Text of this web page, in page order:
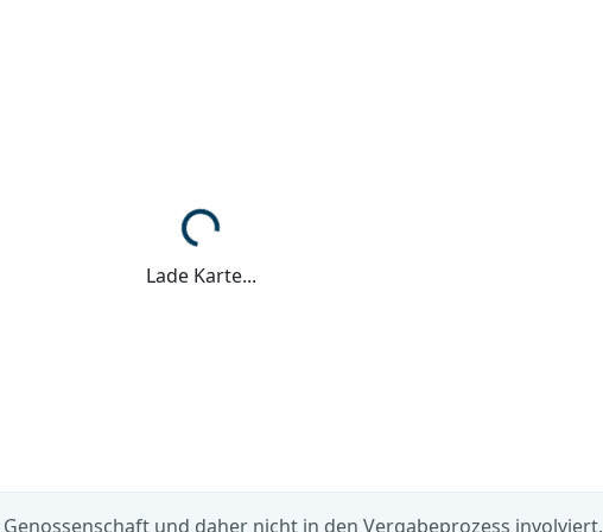
Lade...
Lade Karte...
und daher nicht in den Vergabeprozess involviert.